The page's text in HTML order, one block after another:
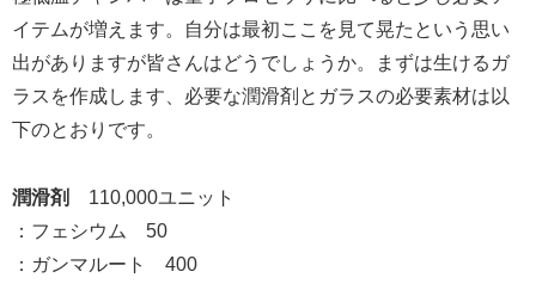
イテムが増えます。自分は最初ここを見て晃たという思い
出がありますが皆さんはどうでしょうか。まずは生けるガ
ラスを作成します、必要な潤滑剤とガラスの必要素材は以
下のとおりです。
潤滑剤
110,000ユニット
：フェシウム 50
：ガンマルート 400